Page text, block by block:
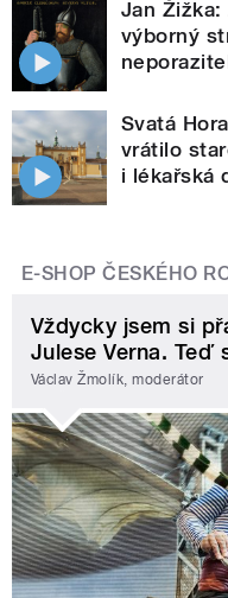
Jan Žižka:
výborný
Svatá
vrátilo
i lékařská
E-SHOP ČESKÉHO
Vždycky jsem si
Julese Verna. Teď
Václav Žmolík, moderátor